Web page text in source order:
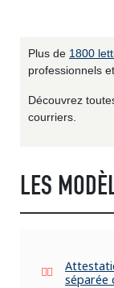
Plus de 1800
professionnels
Découvrez
courriers.
LES
séparée